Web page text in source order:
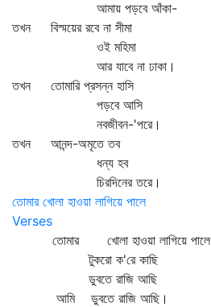
আমায় পড়বে আঁকা-
তখন বিস্ময়ের রবে না সীমা
ওই মহিমা
আর যাবে না ঢাকা।
তখন তোমারি প্রসন্ন হাসি
পড়বে আসি
নবজীবন-'পরে।
তখন আনন্দ-অমৃতে তব
ধন্য হব
চিরদিনের তরে।
তোমার খোলা হাওয়া লাগিয়ে পালে
Verses
তোমার খোলা হাওয়া লাগিয়ে পালে
টুকরো ক'রে কাছি
ডুবতে রাজি আছি
আমি ডুবতে রাজি আছি।